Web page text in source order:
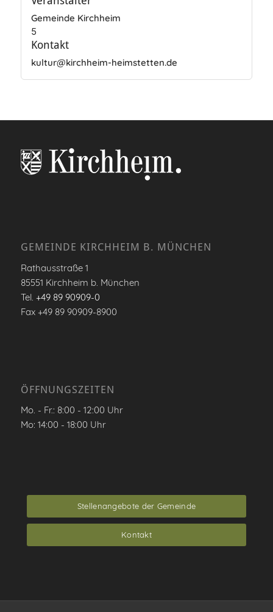
Gemeinde Kirchheim
5
Kontakt
kultur@kirchheim-heimstetten.de
GEMEINDE KIRCHHEIM B. MÜNCHEN
Rathausstraße 1
85551 Kirchheim b. München
Tel. +49 89 90909-0
Fax +49 89 90909-8900
ÖFFNUNGSZEITEN
Mo. - Fr.: 8:00 - 12:00 Uhr
Mo: 14:00 - 18:00 Uhr
Stellenangebote der Gemeinde
Kontakt